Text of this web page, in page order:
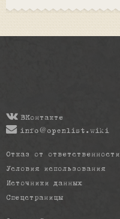
ВКонтакте
info@openlist.wiki
Отказ от ответственности
Условия использования
Источники данных
Спецстраницы